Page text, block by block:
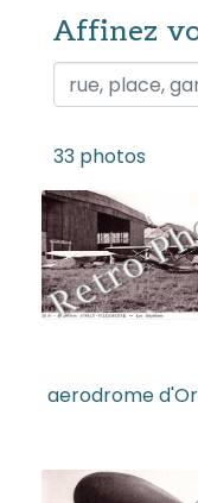
Affinez
Affinez votre
33 photos